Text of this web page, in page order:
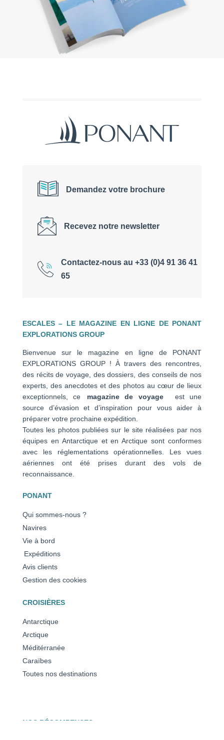
Demandez votre brochure
Recevez notre newsletter
Contactez-nous au +33 (0)4 91 36 41
65
ESCALES – LE MAGAZINE EN LIGNE DE PONANT
EXPLORATIONS GROUP
Bienvenue sur le magazine en ligne de PONANT
EXPLORATIONS GROUP ! À travers des rencontres,
des récits de voyage, des dossiers, des conseils de nos
experts, des anecdotes et des photos au cœur de lieux
exceptionnels, ce magazine de voyage
est une
source d’évasion et d’inspiration pour vous aider à
préparer votre prochaine expédition.
Toutes les photos publiées sur le site réalisées par nos
équipes en Antarctique et en Arctique sont conformes
avec les réglementations opérationnelles. Les vues
aériennes ont été prises durant des vols de
reconnaissance.
PONANT
Qui sommes-nous ?
Navires
Vie à bord
Expéditions
Avis clients
Gestion des cookies
CROISIÈRES
Antarctique
Arctique
Méditérranée
Caraïbes
Toutes nos destinations
NOS RÉCOMPENSES